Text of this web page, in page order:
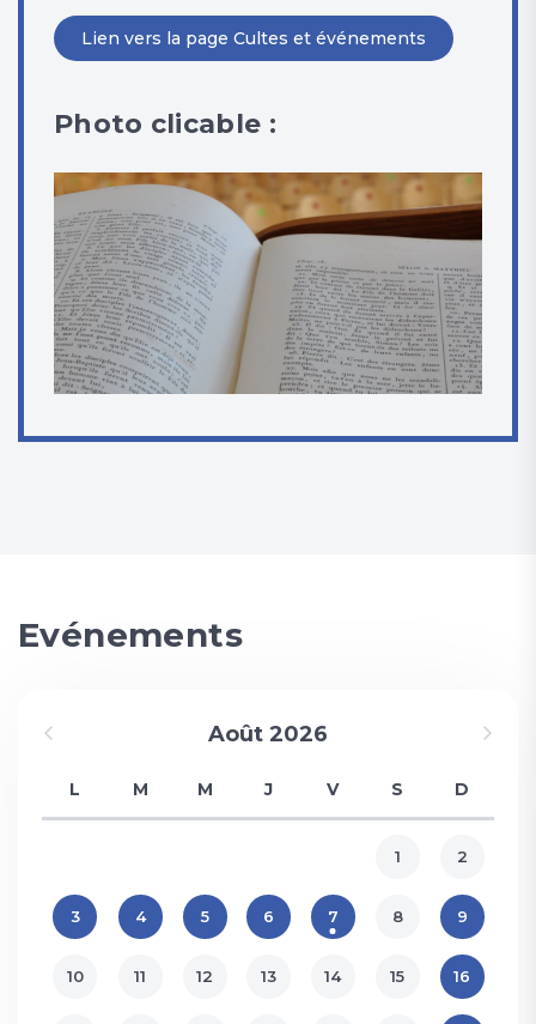
Lien vers la page Cultes et événements
Photo clicable :
Evénements
Août 2026
L M M J V S D
1 2
3 4 5 6 7 8 9
10 11 12 13 14 15 16